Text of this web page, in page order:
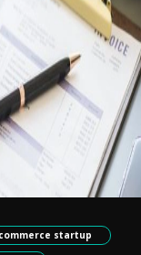
startup